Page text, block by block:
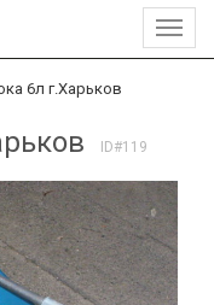
6л г.Харьков
ID#119